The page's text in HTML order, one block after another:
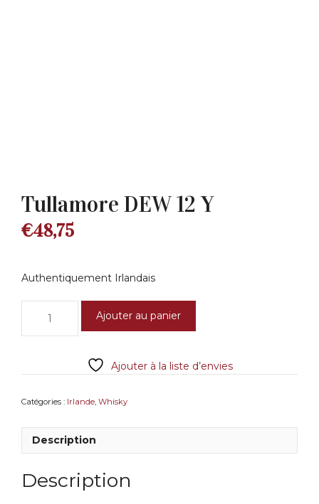
Tullamore DEW 12 Y
€48,75
Authentiquement Irlandais
Tullamore
Ajouter au panier
Ajouter à la liste d’envies
Catégories : Irlande Whisky
Description
Description